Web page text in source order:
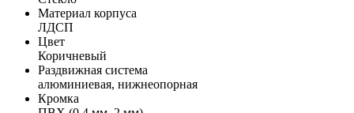
Материал корпуса
ЛДСП
Цвет
Коричневый
Раздвижная система
алюминиевая, нижнеопорная
Кромка